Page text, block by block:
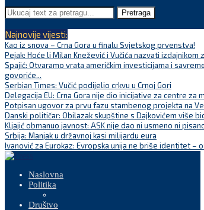
Pretraga
Najnovije vijesti:
Kao iz snova – Crna Gora u finalu Svjetskog prvenstva!
Pejak: Hoće li Milan Knežević i Vučića nazvati izdajnikom
Spajić: Otvaramo vrata američkim investicijama i
govoriće...
Serbian Times: Vučić podijelio crkvu u Crnoj Gori
Delegacija EU: Crna Gora nije dio inicijative za centre za
Potpisan ugovor za prvu fazu stambenog projekta na
Danski političar: Obilazak skupštine s Dajkovićem više
Kljajić obmanuo javnost: ASK nije dao ni usmeno ni
Srbija: Manjak u državnoj kasi milijardu eura
Ivanović za Eurokaz: Evropska unija ne briše identitet –
Naslovna
Politika
Društvo